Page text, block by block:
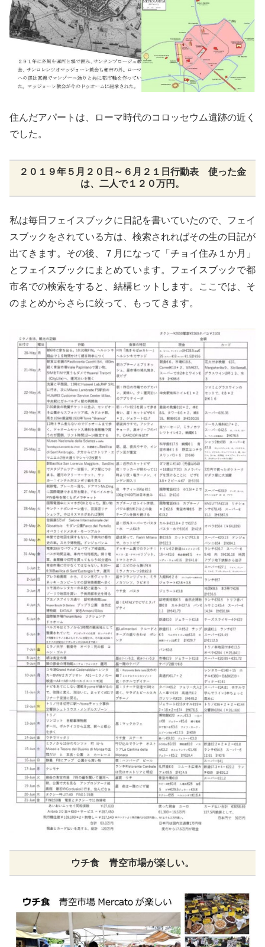
住んだアパートは、ローマ時代のコロッセウム遺跡の近く
でした。
２０１９年５月２０日～６月２１日行動表 使った金
は、二人で１２０万円。
私は毎日フェイスブックに日記を書いていたので、フェイ
スブックをされている方は、検索されればその生の日記が
出てきます。その後、７月になって「チョイ住み１か月」
とフェイスブックにまとめています。フェイスブックで都
市名での検索をすると、結構ヒットします。ここでは、そ
のまとめからさらに絞って、もってきます。
ウチ食 青空市場が楽しい。